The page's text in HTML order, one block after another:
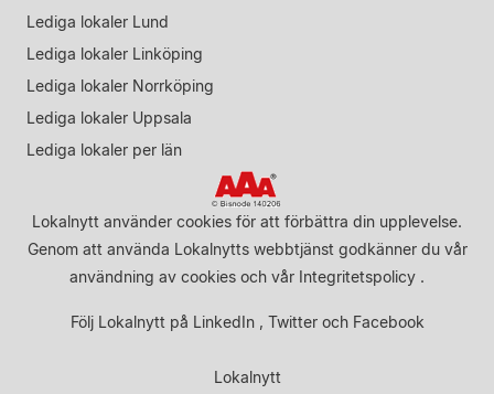
Lediga lokaler Lund
Lediga lokaler Linköping
Lediga lokaler Norrköping
Lediga lokaler Uppsala
Lediga lokaler per län
Lokalnytt använder cookies för att förbättra din upplevelse.
Genom att använda Lokalnytts webbtjänst godkänner du vår
användning av cookies och vår Integritetspolicy .
Följ Lokalnytt på LinkedIn, Twitteroch Facebook
Lokalnytt